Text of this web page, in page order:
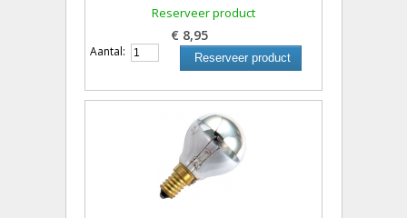
Reserveer product
€ 8,95
Aantal: Reserveer product